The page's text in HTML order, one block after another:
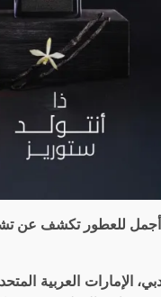
أجمل للعطور تكشف عن
الإمارات العربية المتحدة، 10 فبراير